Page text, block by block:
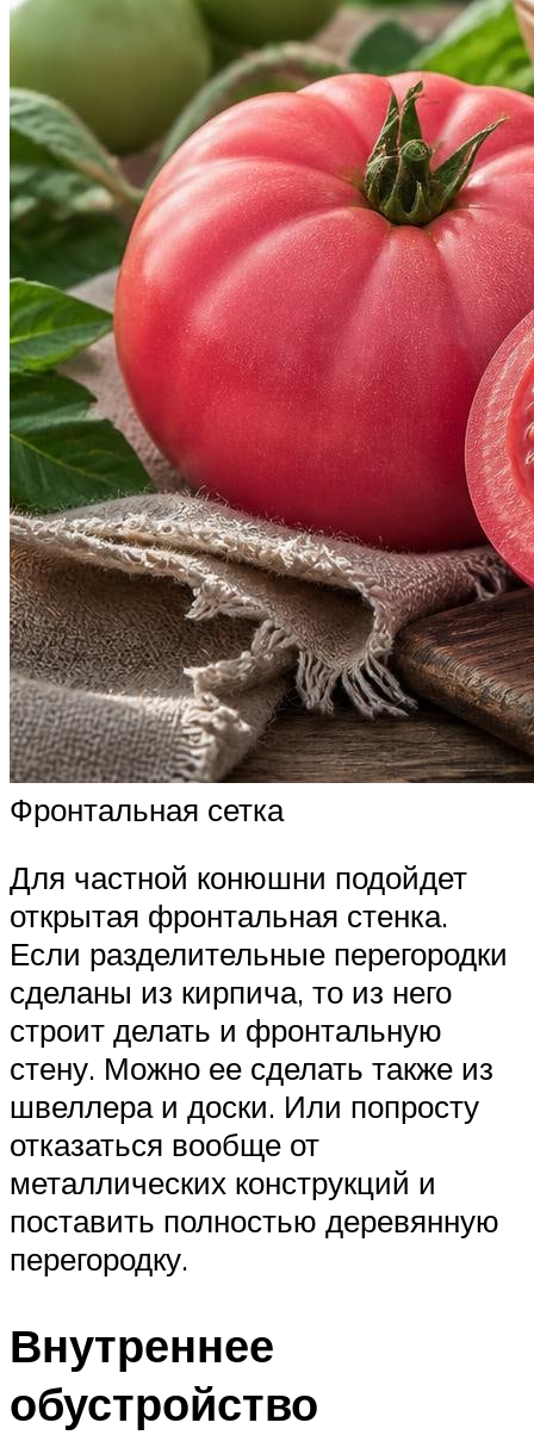
Фронтальная сетка
Для частной конюшни подойдет
открытая фронтальная стенка.
Если разделительные перегородки
сделаны из кирпича, то из него
строит делать и фронтальную
стену. Можно ее сделать также из
швеллера и доски. Или попросту
отказаться вообще от
металлических конструкций и
поставить полностью деревянную
перегородку.
Внутреннее
обустройство